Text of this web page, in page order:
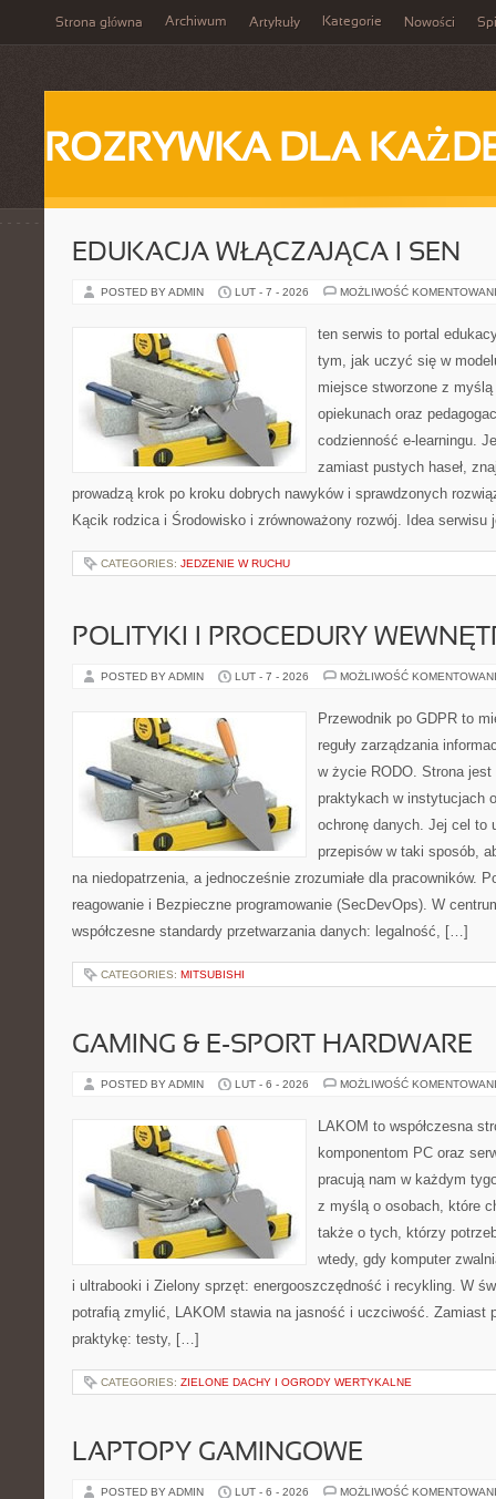
Strona główna Archiwum Artykuły Kategorie Nowości
ROZRYWKA DLA
EDUKACJA WŁĄCZAJĄCA I SEN
POSTED BY ADMIN LUT - 7 - 2026 MOŻLIWOŚĆ
ten serwis to portal
tym, jak uczyć się w
miejsce stworzone z
opiekunach oraz
codzienność e-learningu.
zamiast pustych haseł,
prowadzą krok po kroku dobrych nawyków i sprawdzonych
Kącik rodzica i Środowisko i zrównoważony rozwój. Idea
CATEGORIES: JEDZENIE W RUCHU
POLITYKI I PROCEDURY
POSTED BY ADMIN LUT - 7 - 2026 MOŻLIWOŚĆ
Przewodnik po GDPR to
reguły zarządzania
w życie RODO. Strona
praktykach w instytucjach
ochronę danych. Jej cel to
przepisów w taki sposób,
na niedopatrzenia, a jednocześnie zrozumiałe dla pracowników.
reagowanie i Bezpieczne programowanie (SecDevOps). W
współczesne standardy przetwarzania danych: legalność, […]
CATEGORIES: MITSUBISHI
GAMING & E-SPORT HARDWARE
POSTED BY ADMIN LUT - 6 - 2026 MOŻLIWOŚĆ
LAKOM to współczesna
komponentom PC oraz
pracują nam w każdym
z myślą o osobach, które
także o tych, którzy
wtedy, gdy komputer
i ultrabooki i Zielony sprzęt: energooszczędność i recykling. W
potrafią zmylić, LAKOM stawia na jasność i uczciwość. Zamiast
praktykę: testy, […]
CATEGORIES: ZIELONE DACHY I OGRODY WERTYKALNE
LAPTOPY GAMINGOWE
POSTED BY ADMIN LUT - 6 - 2026 MOŻLIWOŚĆ